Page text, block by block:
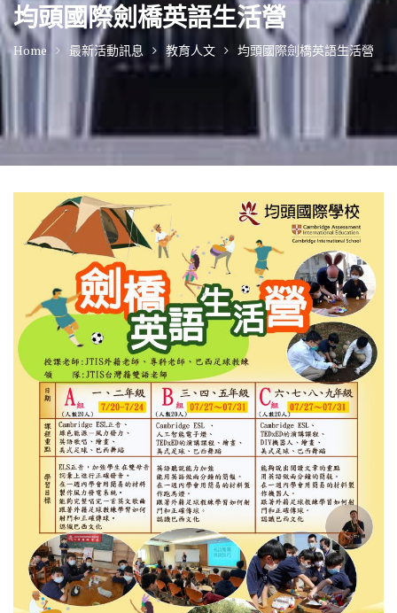
均頭國際劍橋英語生活營
Home 最新活動訊息 教育人文 均頭國際劍橋英語生活營